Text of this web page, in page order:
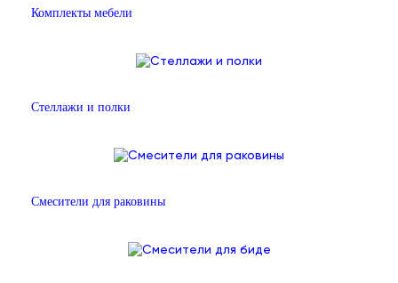
Комплекты мебели
Стеллажи и полки
Смесители для раковины